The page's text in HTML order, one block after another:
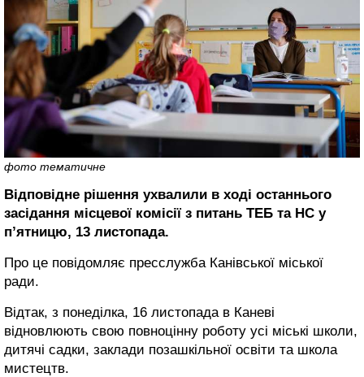
фото тематичне
Відповідне рішення ухвалили в ході останнього
засідання місцевої комісії з питань ТЕБ та НС у
п’ятницю, 13 листопада.
Про це повідомляє пресслужба Канівської міської
ради.
Відтак, з понеділка, 16 листопада в Каневі
відновлюють свою повноцінну роботу усі міські школи,
дитячі садки, заклади позашкільної освіти та школа
мистецтв.